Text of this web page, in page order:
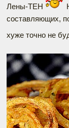
Лены-ТЕН
составляющих,
хуже точно не